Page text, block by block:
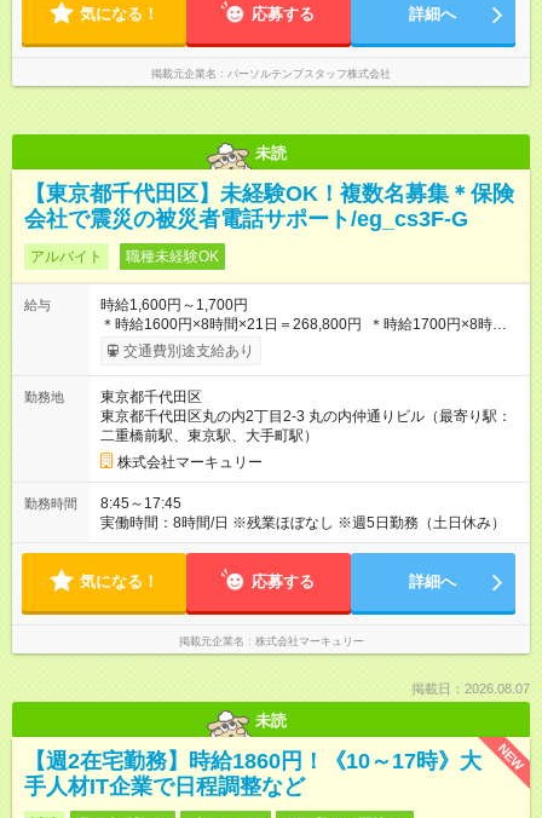
気になる！ 応募する 詳細へ
掲載元企業名 パーソルテンプスタッフ株式会社
未読
【東京都千代田区】未経験OK！複数名募集＊保険
会社で震災の被災者電話サポート/eg_cs3F-G
アルバイト 職種未経験OK
給与
時給1,600円～1,700円
＊時給1600円×8時間×21日＝268,800円 ＊時給1700円×8時間
×21日＝385,600円 ※能力やスキルを考慮の上、当社規程により
決定します。 ーーーーーーーーー 年に2回の昇給あり！ ーーー
あわせて昇給します。特に頑張っている人は、上長の裁量でさ
らにプラスの昇給となることも。努力や成長が収入につながる
環境です。 【試用期間】試用期間あり 試用期間の長さ：3ヶ月
雇用形態、給与は本採用時と同じです。
交通費別途支給あり
勤務地
東京都千代田区
東京都千代田区丸の内2丁目2-3 丸の内仲通りビル（最寄り駅：
二重橋前駅、東京駅、大手町駅）
株式会社マーキュリー
勤務時間
8:45～17:45
実働時間：8時間/日 ※残業ほぼなし ※週5日勤務（土日休み）
気になる！ 応募する 詳細へ
掲載元企業名 株式会社マーキュリー
掲載日：2026.08.07
未読
NEW
【週2在宅勤務】時給1860円！《10～17時》大
手人材IT企業で日程調整など